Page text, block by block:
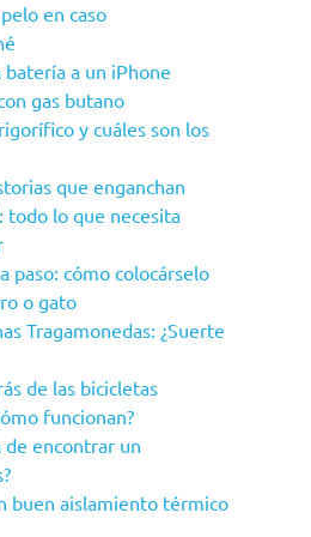
en caso
a un iPhone
gas butano
y cuáles son los
que enganchan
todo lo que necesita
paso: cómo colocárselo
o gato
Tragamonedas: ¿Suerte
de las bicicletas
funcionan?
de encontrar un
buen aislamiento térmico